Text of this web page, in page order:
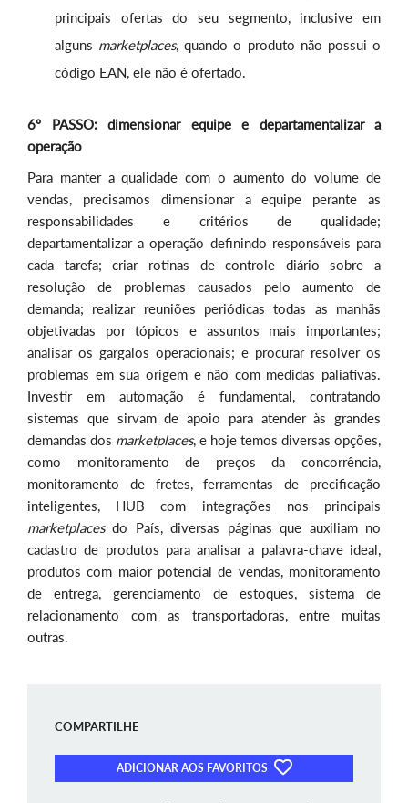
principais ofertas do seu segmento, inclusive em
alguns marketplaces, quando o produto não possui o
código EAN, ele não é ofertado.
6º PASSO: dimensionar equipe e departamentalizar a
operação
Para manter a qualidade com o aumento do volume de
vendas, precisamos dimensionar a equipe perante as
responsabilidades e critérios de qualidade;
departamentalizar a operação definindo responsáveis para
cada tarefa; criar rotinas de controle diário sobre a
resolução de problemas causados pelo aumento de
demanda; realizar reuniões periódicas todas as manhãs
objetivadas por tópicos e assuntos mais importantes;
analisar os gargalos operacionais; e procurar resolver os
problemas em sua origem e não com medidas paliativas.
Investir em automação é fundamental, contratando
sistemas que sirvam de apoio para atender às grandes
demandas dos marketplaces, e hoje temos diversas opções,
como monitoramento de preços da concorrência,
monitoramento de fretes, ferramentas de precificação
inteligentes, HUB com integrações nos principais
marketplacesdo País, diversas páginas que auxiliam no
cadastro de produtos para analisar a palavra-chave ideal,
produtos com maior potencial de vendas, monitoramento
de entrega, gerenciamento de estoques, sistema de
relacionamento com as transportadoras, entre muitas
outras.
COMPARTILHE
ADICIONAR AOS FAVORITOS